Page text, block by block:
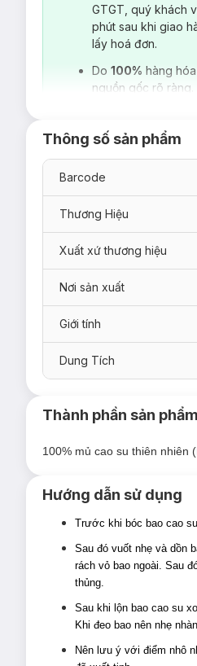
Bao Cao Su DurexNaughty
Cấu trúc hạt nổi
cùng
dạt dào xúc cảm.
Độ rộngcỡ lớn 52mm
Được làm bằng chất
Độ an toàn:
GTGT, quý khách
phút sau khi giao
lấy hoá đơn.
Do 100% hàng
nguồn gốc rõ ràng.
Thông số sản phẩm
Barcode
Thương Hiệu
Xuất xứ thương hiệu
Nơi sản xuất
Giới tính
Dung Tích
Thành phần sản phẩm
100% mủ cao su thiên nhiên
Hướng dẫn sử dụng
Trước khi bóc bao cao
Sau đó vuốt nhẹ và dồn
rách vỏ bao ngoài. Sau
thủng.
Sau khi lộn bao cao su
Khi đeo bao nên nhẹ
Nên lưu ý với điểm nhô